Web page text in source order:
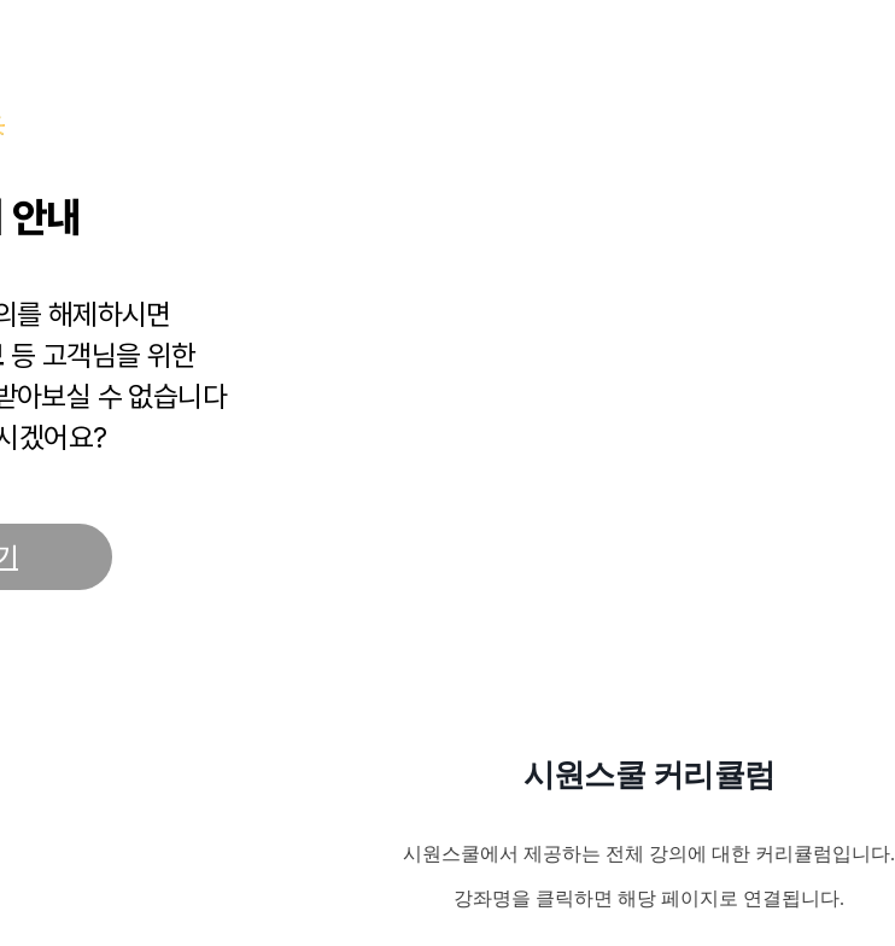
내
를 해제하시면
등 고객님을 위한
아보실 수 없습니다
겠어요?
시원스쿨 커리큘럼
시원스쿨에서 제공하는 전체 강의에 대한 커리큘럼입니다.
강좌명을 클릭하면 해당 페이지로 연결됩니다.